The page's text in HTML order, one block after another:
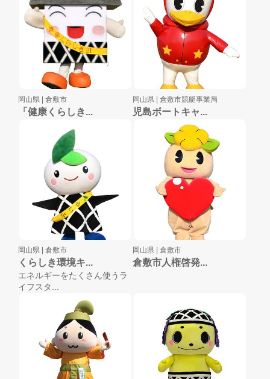
岡山県 | 倉敷市
「健康くらしき...
岡山県 | 倉敷市競艇事業局
児島ボートキャ...
岡山県 | 倉敷市
くらしき環境キ...
エネルギーをたくさん使うラ
イフスタ...
岡山県 | 倉敷市
倉敷市人権啓発...